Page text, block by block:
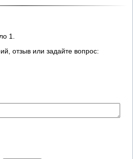
1
отзыв или задайте вопрос: